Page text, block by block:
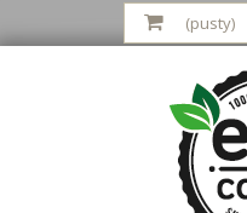
(pusty)